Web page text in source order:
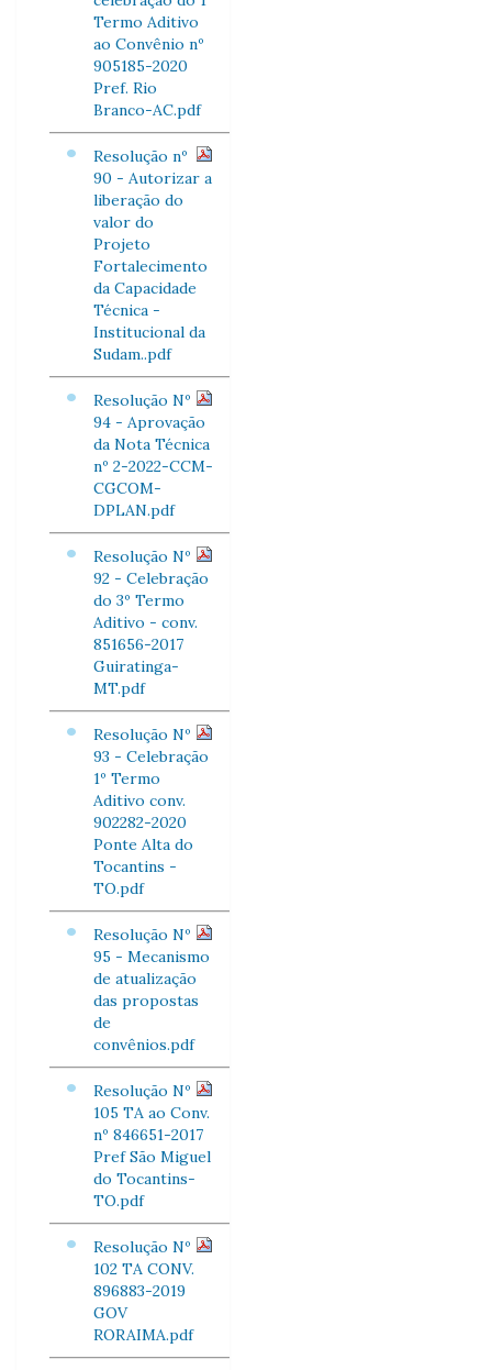
Termo Aditivo
ao Convênio nº
905185-2020
Pref. Rio
Branco-AC.pdf
Resolução nº
90 - Autorizar a
liberação do
valor do
Projeto
Fortalecimento
da Capacidade
Técnica -
Institucional da
Sudam..pdf
Resolução Nº
94 - Aprovação
da Nota Técnica
nº 2-2022-CCM-
CGCOM-
DPLAN.pdf
Resolução Nº
92 - Celebração
do 3º Termo
Aditivo - conv.
851656-2017
Guiratinga-
MT.pdf
Resolução Nº
93 - Celebração
1º Termo
Aditivo conv.
902282-2020
Ponte Alta do
Tocantins -
TO.pdf
Resolução Nº
95 - Mecanismo
de atualização
das propostas
de
convênios.pdf
Resolução Nº
105 TA ao Conv.
nº 846651-2017
Pref São Miguel
do Tocantins-
TO.pdf
Resolução Nº
102 TA CONV.
896883-2019
GOV
RORAIMA.pdf